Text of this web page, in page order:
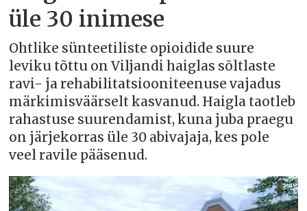
üle 30 inimese
Ohtlike sünteetiliste opioidide suure
leviku tõttu on Viljandi haiglas sõltlaste
ravi- ja rehabilitatsiooniteenuse vajadus
märkimisväärselt kasvanud. Haigla taotleb
rahastuse suurendamist, kuna juba praegu
on järjekorras üle 30 abivajaja, kes pole
veel ravile pääsenud.